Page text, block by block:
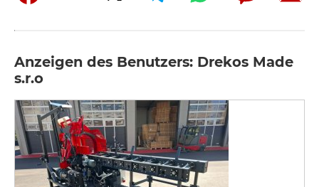
Anzeigen des Benutzers: Drekos Made
s.r.o